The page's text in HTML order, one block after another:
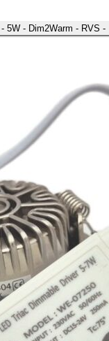
5W - Dim2Warm - RVS